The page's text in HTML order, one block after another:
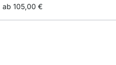
ab 105,00 €